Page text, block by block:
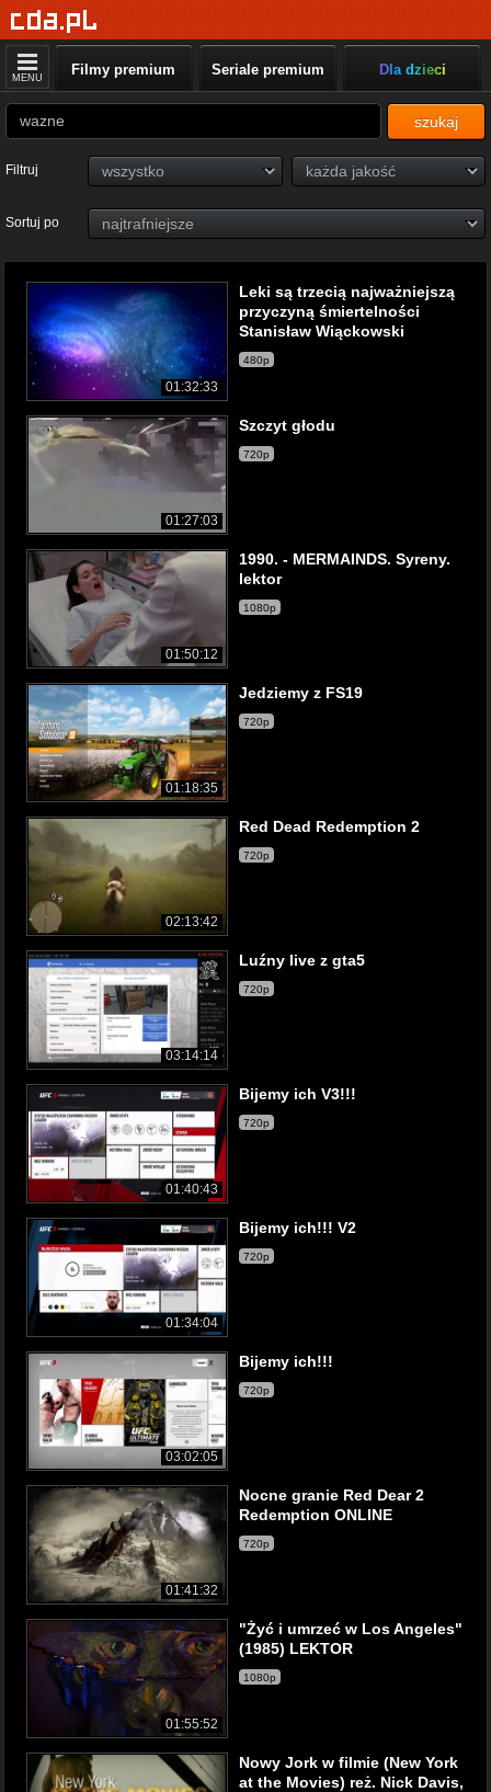
MENU Filmy premium Seriale premium Dla dzieci
szukaj
Filtruj
Sortuj po
01:32:33
Leki są trzecią najważniejszą
przyczyną śmiertelności
Stanisław Wiąckowski
480p
01:27:03
Szczyt głodu
720p
01:50:12
1990. - MERMAINDS. Syreny.
lektor
1080p
01:18:35
Jedziemy z FS19
720p
02:13:42
Red Dead Redemption 2
720p
03:14:14
Luźny live z gta5
720p
01:40:43
Bijemy ich V3!!!
720p
01:34:04
Bijemy ich!!! V2
720p
03:02:05
Bijemy ich!!!
720p
01:41:32
Nocne granie Red Dear 2
Redemption ONLINE
720p
01:55:52
"Żyć i umrzeć w Los Angeles"
(1985) LEKTOR
1080p
Nowy Jork w filmie (New York
at the Movies) reż. Nick Davis,